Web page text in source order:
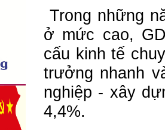
Trong những
ở mức cao,
cấu kinh tế
trưởng nhanh
nghiệp - xây
4,4%.